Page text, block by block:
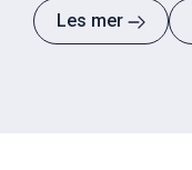
Les mer